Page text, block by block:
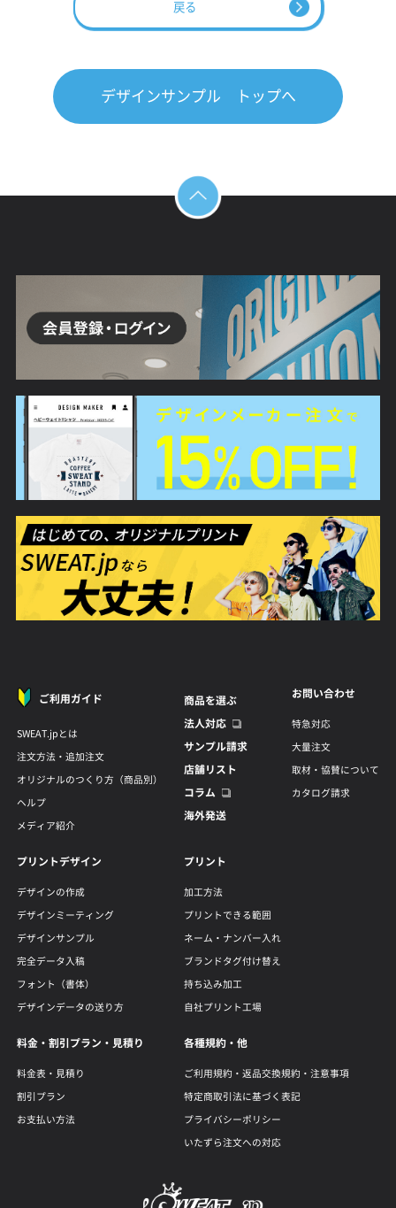
戻る
デザインサンプル トップへ
ご利用ガイド
SWEAT.jpとは
注文方法・追加注文
オリジナルのつくり方（商品別）
ヘルプ
メディア紹介
商品を選ぶ
法人対応
サンプル請求
店舗リスト
コラム
海外発送
お問い合わせ
特急対応
大量注文
取材・協賛について
カタログ請求
プリントデザイン
デザインの作成
デザインミーティング
デザインサンプル
完全データ入稿
フォント（書体）
デザインデータの送り方
プリント
加工方法
プリントできる範囲
ネーム・ナンバー入れ
ブランドタグ付け替え
持ち込み加工
自社プリント工場
料金・割引プラン・見積り
料金表・見積り
割引プラン
お支払い方法
各種規約・他
ご利用規約・返品交換規約・注意事項
特定商取引法に基づく表記
プライバシーポリシー
いたずら注文への対応